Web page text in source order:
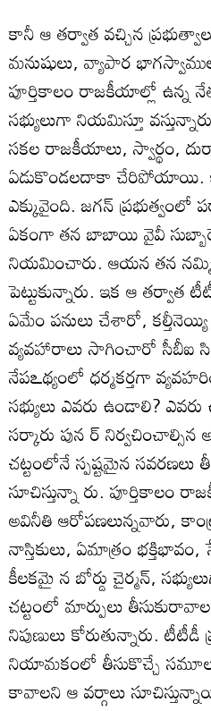
కానీ ఆ తర్వాత వచ్చిన
మనుషులు, వ్యాపార
పూర్తికాలం రాజకీయాల్లో ఉన్న
సభ్యులుగా నియమిస్తూ
సకల రాజకీయాలు, స్వార్థం,
ఏడుకొండలదాకా చేరిపోయాయి.
ఎక్కువైంది. జగన్‌ ప్రభుత్వంలో
ఏకంగా తన బాబాయి వైవీ
నియమించారు. ఆయన తన
పెట్టుకున్నారు. ఇక ఆ తర్వాత
ఏమేం పనులు చేశారో,
వ్యవహారాలు సాగించారో సీబీఐ
నేపఽథ్యంలో ధర్మకర్తగా
సభ్యులు ఎవరు ఉండాలి?
సర్కారు పున ర్‌
చట్టంలోనే స్పష్టమైన సవరణలు
సూచిస్తున్నా రు. పూర్తికాలం
అవినీతి ఆరోపణలున్నవారు,
నాస్తికులు, ఏమాత్రం భక్తిభావం,
కీలకమై న బోర్డు చైర్మన్‌,
చట్టంలో మార్పులు
నిపుణులు కోరుతున్నారు.
నియామకంలో తీసుకొచ్చే
కావాలని ఆ వర్గాలు